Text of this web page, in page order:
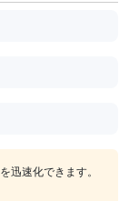
迅速化できます。